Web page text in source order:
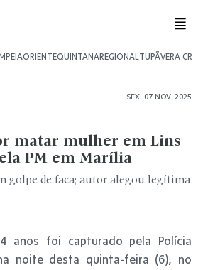
ORIENTEQUINTANAREGIONALTUPÃVERA CRUZ
SEX. 07 NOV. 2025
matar mulher em Lins
PM em Marília
golpe de faca; autor alegou legítima
anos foi capturado pela Polícia
noite desta quinta-feira (6), no